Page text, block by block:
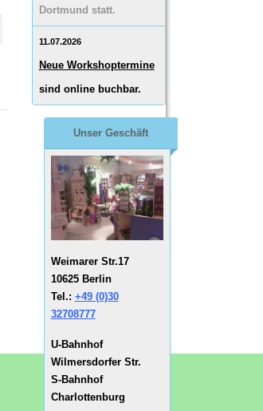
Dortmund statt.
11.07.2026
Neue Workshoptermine
sind online buchbar.
Unser Geschäft
Weimarer Str.17
10625 Berlin
Tel.: +49 (0)30
32708777
U-Bahnhof
Wilmersdorfer Str.
S-Bahnhof
Charlottenburg